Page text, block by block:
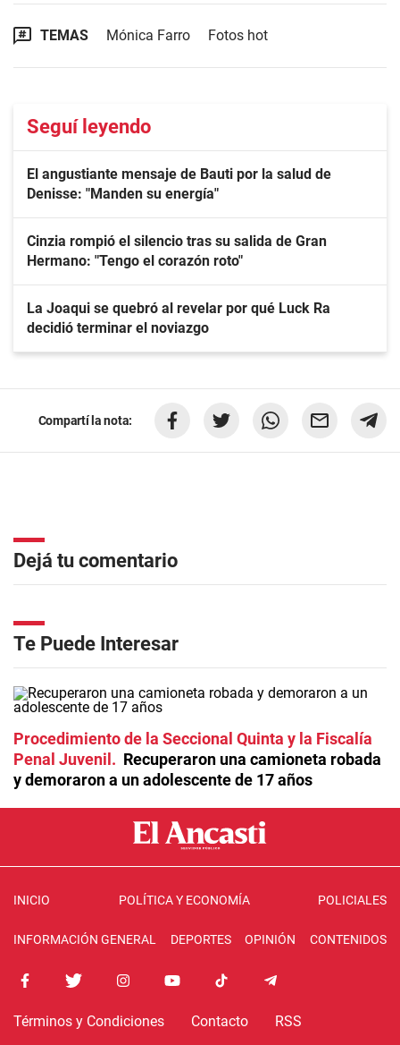
TEMAS Mónica Farro Fotos hot
Seguí leyendo
El angustiante mensaje de Bauti por la salud de
Denisse: "Manden su energía"
Cinzia rompió el silencio tras su salida de Gran
Hermano: "Tengo el corazón roto"
La Joaqui se quebró al revelar por qué Luck Ra
decidió terminar el noviazgo
Compartí la nota:
Dejá tu comentario
Te Puede Interesar
Procedimiento de la Seccional Quinta y la Fiscalía
Penal Juvenil
Recuperaron una camioneta robada
y demoraron a un adolescente de 17 años
INICIO POLÍTICA Y ECONOMÍA POLICIALES
INFORMACIÓN GENERAL DEPORTES OPINIÓN CONTENIDOS
Términos y Condiciones Contacto RSS